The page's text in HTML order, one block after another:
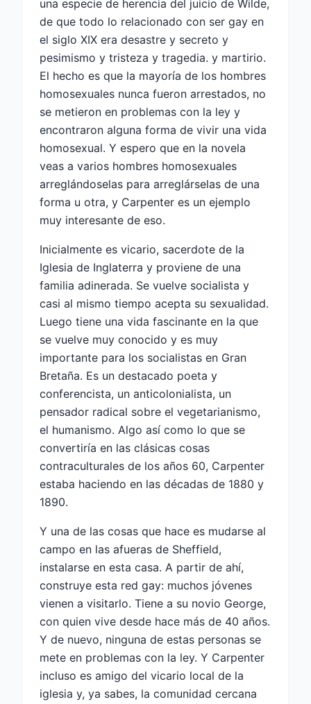
una especie de herencia del juicio de Wilde,
de que todo lo relacionado con ser gay en
el siglo XIX era desastre y secreto y
pesimismo y tristeza y tragedia. y martirio.
El hecho es que la mayoría de los hombres
homosexuales nunca fueron arrestados, no
se metieron en problemas con la ley y
encontraron alguna forma de vivir una vida
homosexual. Y espero que en la novela
veas a varios hombres homosexuales
arreglándoselas para arreglárselas de una
forma u otra, y Carpenter es un ejemplo
muy interesante de eso.
Inicialmente es vicario, sacerdote de la
Iglesia de Inglaterra y proviene de una
familia adinerada. Se vuelve socialista y
casi al mismo tiempo acepta su sexualidad.
Luego tiene una vida fascinante en la que
se vuelve muy conocido y es muy
importante para los socialistas en Gran
Bretaña. Es un destacado poeta y
conferencista, un anticolonialista, un
pensador radical sobre el vegetarianismo,
el humanismo. Algo así como lo que se
convertiría en las clásicas cosas
contraculturales de los años 60, Carpenter
estaba haciendo en las décadas de 1880 y
1890.
Y una de las cosas que hace es mudarse al
campo en las afueras de Sheffield,
instalarse en esta casa. A partir de ahí,
construye esta red gay: muchos jóvenes
vienen a visitarlo. Tiene a su novio George,
con quien vive desde hace más de 40 años.
Y de nuevo, ninguna de estas personas se
mete en problemas con la ley. Y Carpenter
incluso es amigo del vicario local de la
iglesia y, ya sabes, la comunidad cercana